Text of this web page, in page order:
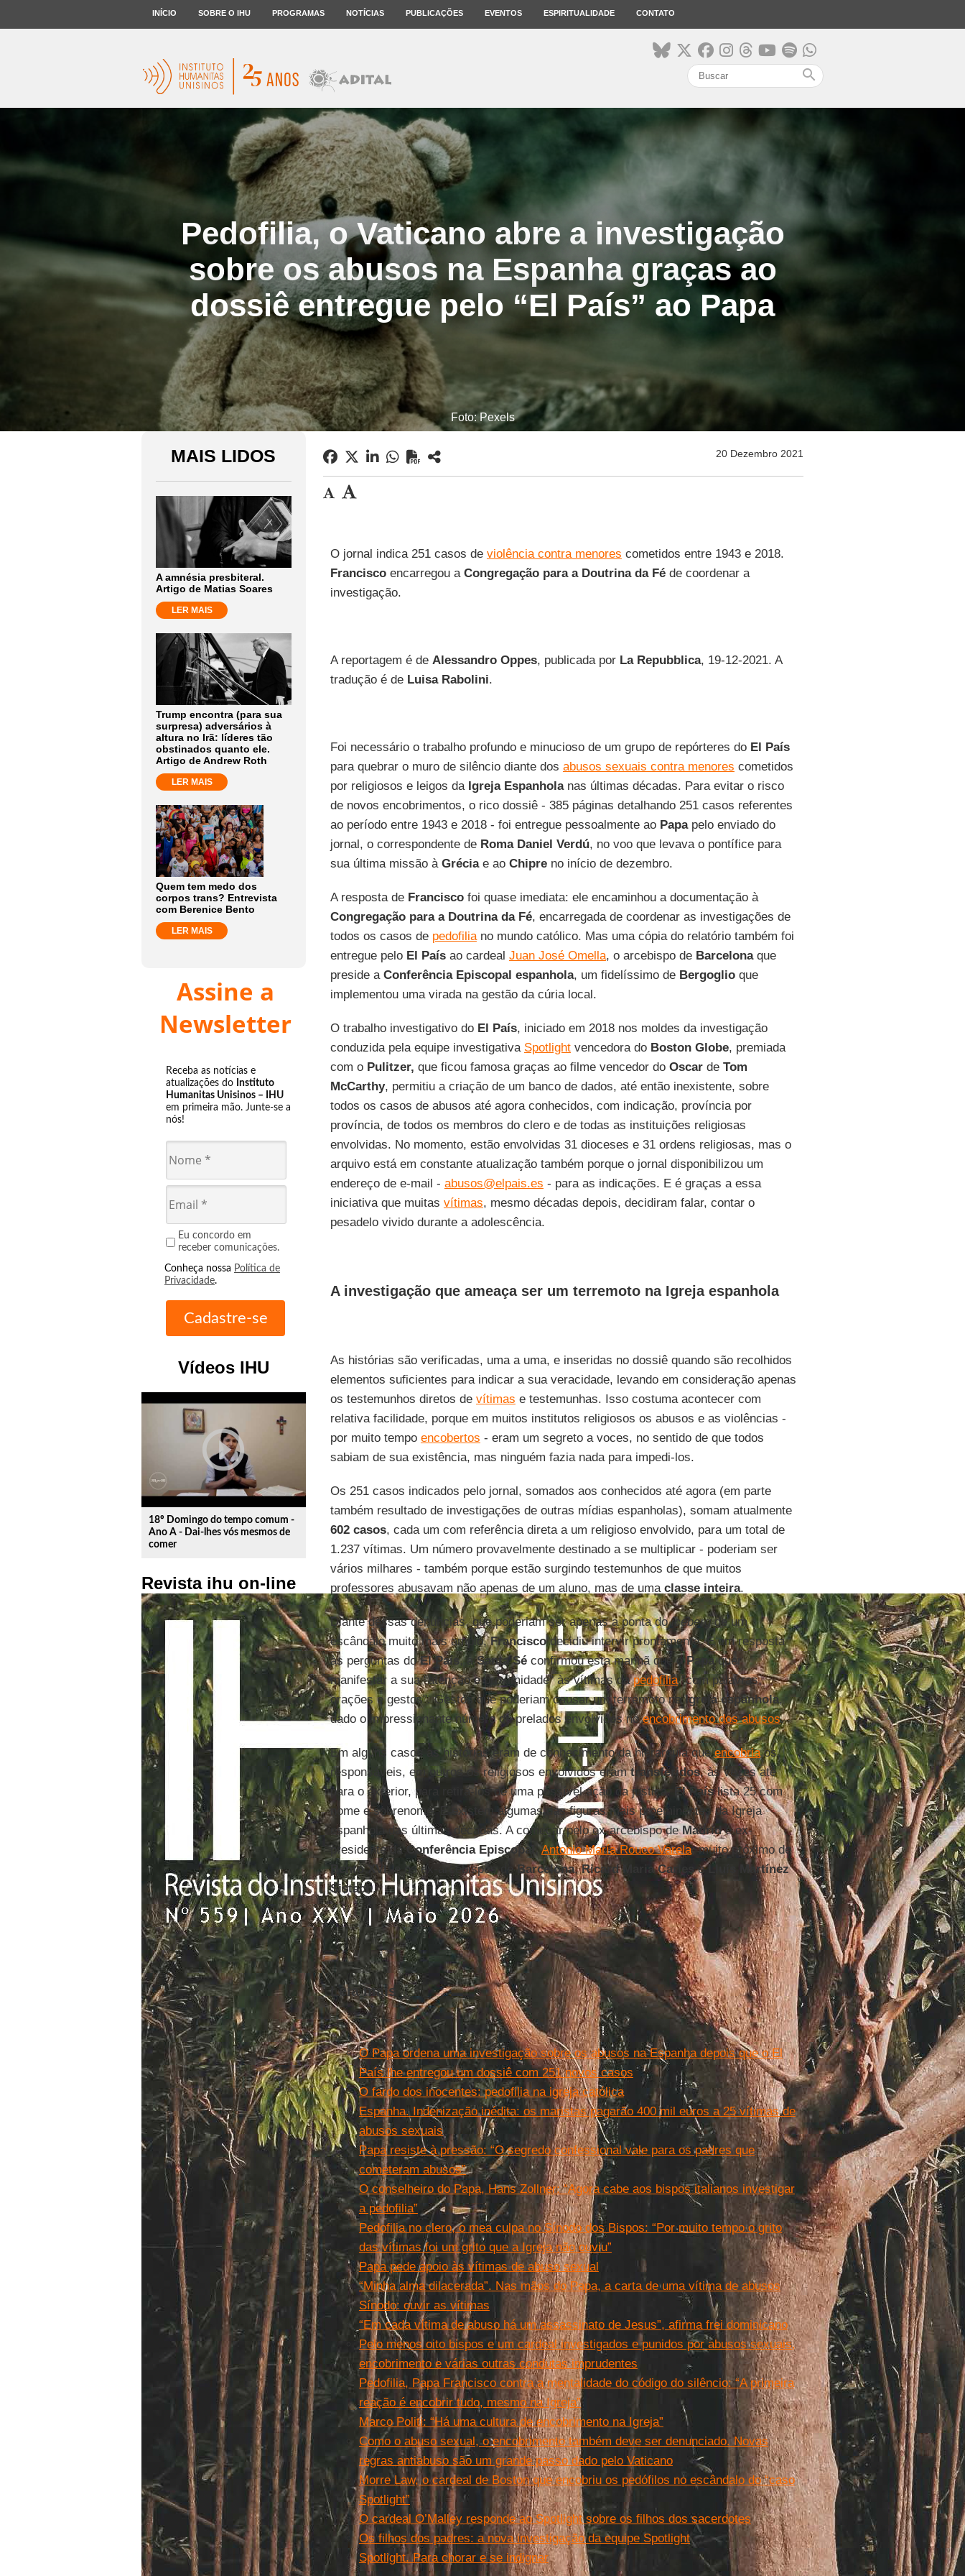
INÍCIO SOBRE O IHU PROGRAMAS NOTÍCIAS PUBLICAÇÕES EVENTOS ESPIRITUALIDADE CONTATO
search
Pedofilia, o Vaticano abre a investigação
sobre os abusos na Espanha graças ao
dossiê entregue pelo “El País” ao Papa
Foto: Pexels
MAIS LIDOS
A amnésia presbiteral.
Artigo de Matias Soares
LER MAIS
Trump encontra (para sua
surpresa) adversários à
altura no Irã: líderes tão
obstinados quanto ele.
Artigo de Andrew Roth
LER MAIS
Quem tem medo dos
corpos trans? Entrevista
com Berenice Bento
LER MAIS
Assine a
Newsletter
Receba as notícias e
atualizações do Instituto
Humanitas Unisinos – IHU
em primeira mão. Junte-se a
nós!
Eu concordo em
receber comunicações.
Conheça nossa Política de
Privacidade.
Vídeos IHU
play_circle_outline
18º Domingo do tempo comum -
Ano A - Dai-lhes vós mesmos de
comer
Revista ihu on-line
20 Dezembro 2021
O jornal indica 251 casos de violência contra menores cometidos entre 1943 e 2018.
Franciscoencarregou a Congregação para a Doutrina da Féde coordenar a
investigação.
A reportagem é de Alessandro Oppes, publicada por La Repubblica, 19-12-2021. A
tradução é de Luisa Rabolini.
Foi necessário o trabalho profundo e minucioso de um grupo de repórteres do El País
para quebrar o muro de silêncio diante dos abusos sexuais contra menores cometidos
por religiosos e leigos da Igreja Espanholanas últimas décadas. Para evitar o risco
de novos encobrimentos, o rico dossiê - 385 páginas detalhando 251 casos referentes
ao período entre 1943 e 2018 - foi entregue pessoalmente ao Papapelo enviado do
jornal, o correspondente de Roma Daniel Verdú, no voo que levava o pontífice para
sua última missão à Gréciae ao Chipreno início de dezembro.
A resposta de Franciscofoi quase imediata: ele encaminhou a documentação à
Congregação para a Doutrina da Fé, encarregada de coordenar as investigações de
todos os casos de pedofiliano mundo católico. Mas uma cópia do relatório também foi
entregue pelo El Paísao cardeal Juan José Omella, o arcebispo de Barcelonaque
preside a Conferência Episcopal espanhola, um fidelíssimo de Bergoglioque
implementou uma virada na gestão da cúria local.
O trabalho investigativo do El País, iniciado em 2018 nos moldes da investigação
conduzida pela equipe investigativa Spotlightvencedora do Boston Globe, premiada
com o Pulitzer, que ficou famosa graças ao filme vencedor do Oscarde Tom
McCarthy, permitiu a criação de um banco de dados, até então inexistente, sobre
todos os casos de abusos até agora conhecidos, com indicação, província por
província, de todos os membros do clero e de todas as instituições religiosas
envolvidas. No momento, estão envolvidas 31 dioceses e 31 ordens religiosas, mas o
arquivo está em constante atualização também porque o jornal disponibilizou um
endereço de e-mail - abusos@elpais.es - para as indicações. E é graças a essa
iniciativa que muitas vítimas, mesmo décadas depois, decidiram falar, contar o
pesadelo vivido durante a adolescência.
A investigação que ameaça ser um terremoto na Igreja espanhola
As histórias são verificadas, uma a uma, e inseridas no dossiê quando são recolhidos
elementos suficientes para indicar a sua veracidade, levando em consideração apenas
os testemunhos diretos de vítimas e testemunhas. Isso costuma acontecer com
relativa facilidade, porque em muitos institutos religiosos os abusos e as violências -
por muito tempo encobertos - eram um segreto a voces, no sentido de que todos
sabiam de sua existência, mas ninguém fazia nada para impedi-los.
Os 251 casos indicados pelo jornal, somados aos conhecidos até agora (em parte
também resultado de investigações de outras mídias espanholas), somam atualmente
602 casos, cada um com referência direta a um religioso envolvido, para um total de
1.237 vítimas. Um número provavelmente destinado a se multiplicar - poderiam ser
vários milhares - também porque estão surgindo testemunhos de que muitos
professores abusavam não apenas de um aluno, mas de uma classe inteira.
Diante dessas denúncias, que poderiam ser apenas a ponta doicebergde um
escândalo muito mais amplo,Franciscodecidiu intervir prontamente. E em resposta
às perguntas doEl País, aSanta Séconfirmou esta manhã que oPapaquer
manifestar a sua "atenção e proximidade" às vítimas dapedofilia"com palavras,
orações e gestos". Gestos que poderiam causar um terremoto naIgreja espanhola,
dado o impressionante número de prelados envolvidos noencobrimento dos abusos.
Em alguns casos as histórias eram de conhecimento da hierarquia queencobriaos
responsáveis, em outros os religiosos envolvidos eramtransferidos, às vezes até
para o exterior, para retirá-los de uma possível ação da justiça.
El Paíslista 25 com
nome e sobrenome. E existem algumas das figuras mais proeminentes da Igreja
espanhola das últimas décadas. A começar pelo ex-arcebispo deMadride ex-
presidente daConferência Episcopal ,Antonio María Rouco Varela, muito próximo de
Bento XVI, e os ex-arcebispos deBarcelona,Ricard Maria CarleseLluís Martínez
Sistach.
Leia mais
O Papa ordena uma investigação sobre os abusos na Espanha depois que o El
País lhe entregou um dossiê com 251 novos casos
O fardo dos inocentes: pedofilia na igreja católica
Espanha. Indenização inédita: os maristas pagarão 400 mil euros a 25 vítimas de
abusos sexuais
Papa resiste à pressão: “O segredo confessional vale para os padres que
cometeram abusos”
O conselheiro do Papa, Hans Zollner: “Agora cabe aos bispos italianos investigar
a pedofilia”
Pedofilia no clero, o mea culpa no Sínodo dos Bispos: “Por muito tempo o grito
das vítimas foi um grito que a Igreja não ouviu”
Papa pede apoio às vítimas de abuso sexual
“Minha alma dilacerada”. Nas mãos do Papa, a carta de uma vítima de abusos
Sínodo: ouvir as vítimas
“Em cada vítima de abuso há um assassinato de Jesus”, afirma frei dominicano
Pelo menos oito bispos e um cardeal investigados e punidos por abusos sexuais,
encobrimento e várias outras condutas imprudentes
Pedofilia, Papa Francisco contra a mentalidade do código do silêncio: “A primeira
reação é encobrir tudo, mesmo na Igreja”
Marco Politi: “Há uma cultura de encobrimento na Igreja”
Como o abuso sexual, o encobrimento também deve ser denunciado. Novas
regras antiabuso são um grande passo dado pelo Vaticano
Morre Law, o cardeal de Boston que encobriu os pedófilos no escândalo do “caso
Spotlight”
O cardeal O’Malley responde ao Spotlight sobre os filhos dos sacerdotes
Os filhos dos padres: a nova investigação da equipe Spotlight
Spotlight. Para chorar e se indignar